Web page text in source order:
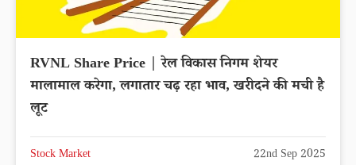
RVNL Share Price | रेल विकास निगम शेयर
मालामाल करेगा, लगातार चढ़ रहा भाव, खरीदने की मची है
लूट
Stock Market 22nd Sep 2025